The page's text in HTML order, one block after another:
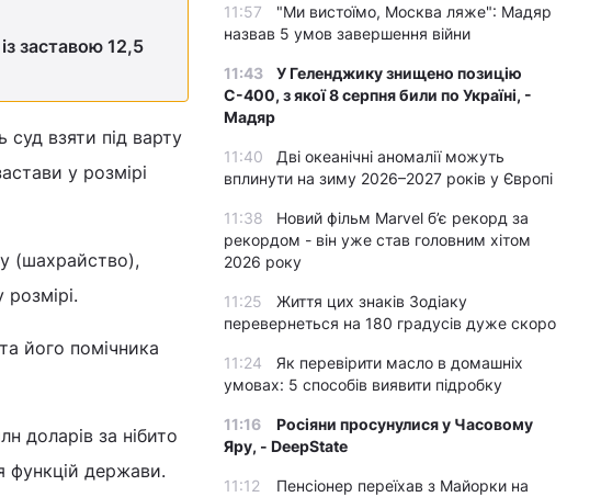
заставою 12,5
взяти під варту
у розмірі
(шахрайство),
його помічника
доларів за нібито
функцій держави.
11:57
"Ми вистоїмо, Москва ляже": Мадяр
назвав 5 умов завершення війни
11:43
У Геленджику знищено позицію
С-400, з якої 8 серпня били по Україні, -
Мадяр
11:40
Дві океанічні аномалії можуть
вплинути на зиму 2026–2027 років у Європі
11:38
Новий фільм Marvel б’є рекорд за
рекордом - він уже став головним хітом
2026 року
11:25
Життя цих знаків Зодіаку
перевернеться на 180 градусів дуже скоро
11:24
Як перевірити масло в домашніх
умовах: 5 способів виявити підробку
11:16
Росіяни просунулися у Часовому
Яру, - DeepState
11:12
Пенсіонер переїхав з Майорки на